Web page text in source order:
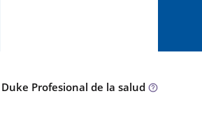
Duke Profesional de la salud